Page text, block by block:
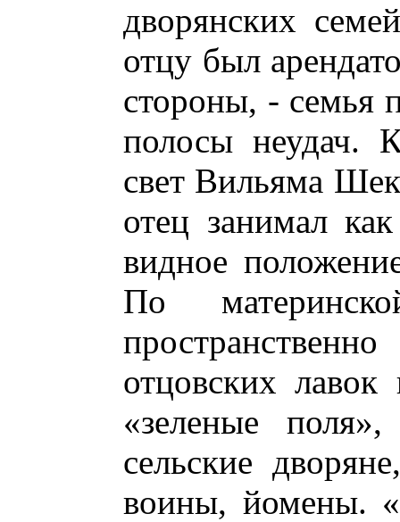
дворянских
отцу был
стороны, - семья
полосы неудач.
свет Вильяма
отец занимал
видное
По
отцовских
«зеленые
сельские
воины, йомены.